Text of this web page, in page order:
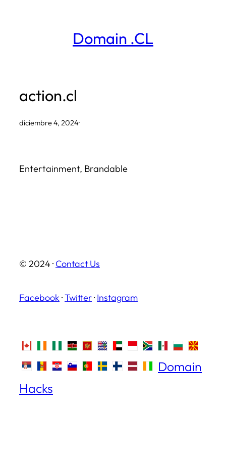
Domain .CL
action.cl
diciembre 4, 2024·
Entertainment, Brandable
© 2024 · Contact Us
Facebook ·Twitter· Instagram
Domain
Hacks